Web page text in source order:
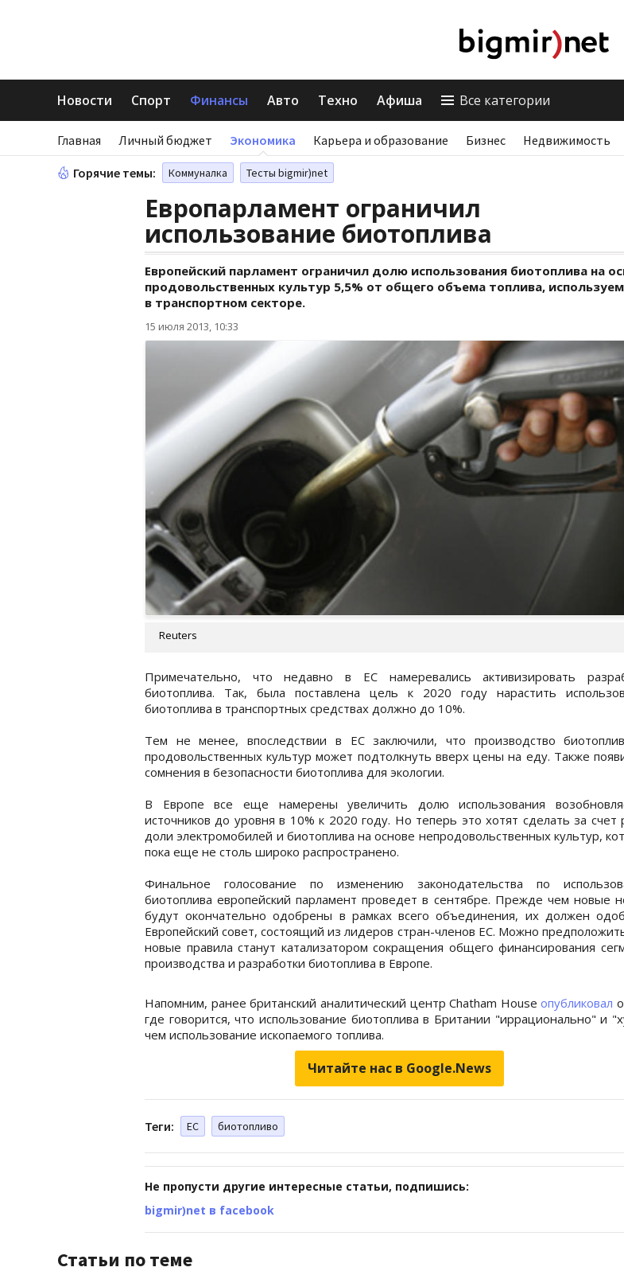
Новости Спорт Финансы Авто Техно Афиша Все категории
Главная Личный бюджет Экономика Карьера и образование Бизнес Недвижимость
Горячие темы: Коммуналка Тесты bigmir)net
Европарламент ограничил
использование биотоплива
Европейский парламент ограничил долю использования биотоплива на
продовольственных культур 5,5% от общего объема топлива,
в транспортном секторе.
15 июля 2013, 10:33
Reuters
Примечательно, что недавно в ЕС намеревались активизировать
биотоплива. Так, была поставлена цель к 2020 году нарастить
биотоплива в транспортных средствах должно до 10%.
Тем не менее, впоследствии в ЕС заключили, что производство
продовольственных культур может подтолкнуть вверх цены на еду. Также
сомнения в безопасности биотоплива для экологии.
В Европе все еще намерены увеличить долю использования
источников до уровня в 10% к 2020 году. Но теперь это хотят сделать за счет
доли электромобилей и биотоплива на основе непродовольственных культур,
пока еще не столь широко распространено.
Финальное голосование по изменению законодательства по
биотоплива европейский парламент проведет в сентябре. Прежде чем новые
будут окончательно одобрены в рамках всего объединения, их должен
Европейский совет, состоящий из лидеров стран-членов ЕС. Можно
новые правила станут катализатором сокращения общего финансирования
производства и разработки биотоплива в Европе.
Напомним, ранее британский аналитический центр Chatham Houseопубликовал
где говорится, что использование биотоплива в Британии "иррационально" и
чем использование ископаемого топлива.
Читайте нас в Google.News
Теги: ЕС биотопливо
Не пропусти другие интересные статьи, подпишись:
bigmir)net в facebook
Статьи по теме